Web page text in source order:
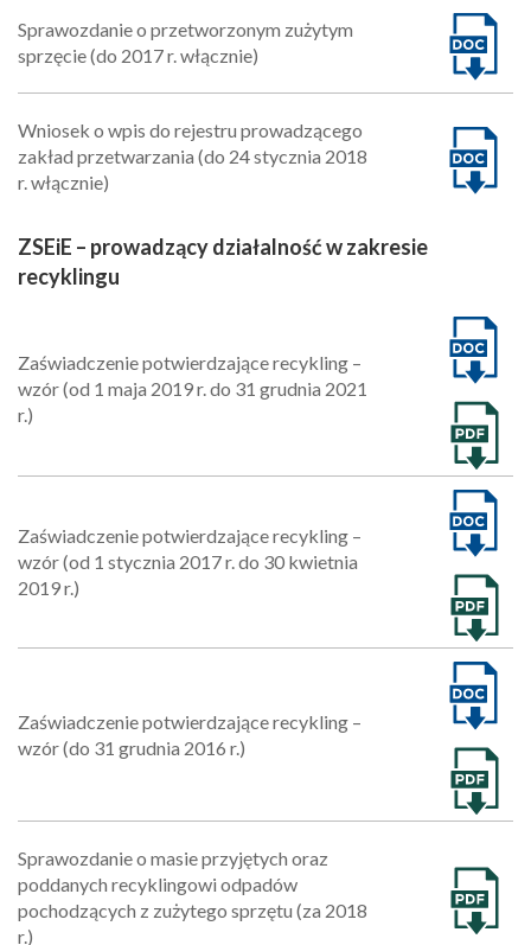
Sprawozdanie o przetworzonym zużytym
sprzęcie (do 2017 r. włącznie)
Wniosek o wpis do rejestru prowadzącego
zakład przetwarzania (do 24 stycznia 2018
r. włącznie)
ZSEiE – prowadzący działalność w zakresie
recyklingu
Zaświadczenie potwierdzające recykling –
wzór (od 1 maja 2019 r. do 31 grudnia 2021
r.)
Zaświadczenie potwierdzające recykling –
wzór (od 1 stycznia 2017 r. do 30 kwietnia
2019 r.)
Zaświadczenie potwierdzające recykling –
wzór (do 31 grudnia 2016 r.)
Sprawozdanie o masie przyjętych oraz
poddanych recyklingowi odpadów
pochodzących z zużytego sprzętu (za 2018
r.)